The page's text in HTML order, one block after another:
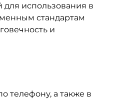
для использования в
стандартам
и
телефону, а также в